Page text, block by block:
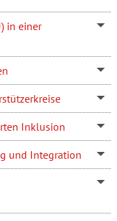
in einer
Inklusion
und Integration